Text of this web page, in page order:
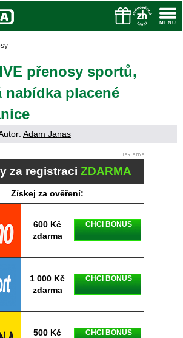
přenosy sportů,
nabídka placené
Adam Janas
za registraci ZDARMA
Získej za ověření:
600 Kč
zdarma
CHCI BONUS
1 000 Kč
zdarma
CHCI BONUS
500 Kč
CHCI BONUS